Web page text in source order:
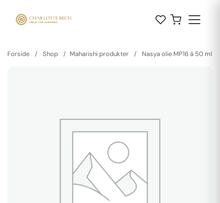
Forside / Shop / Maharishi produkter / Nasya olie MP16 á 50 ml